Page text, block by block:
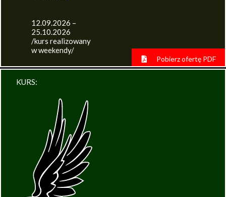
12.09.2026 –
25.10.2026
/kurs realizowany
w weekendy/
Pobierz ofertę PDF
KURS: